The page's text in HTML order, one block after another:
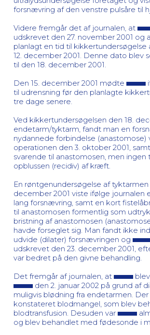
forsnævring af den venstre pulsåre til
Videre fremgår det af journalen, at
udskrevet den 27. november 2001 og
planlagt en tid til kikkertundersøgelse
12. december 2001. Denne dato blev
til den 18. december 2001.
Den 15. december 2001 mødte
til udrensning før den planlagte
tre dage senere.
Ved kikkertundersøgelsen den 18.
endetarm/tyktarm, fandt man en
nydannede forbindelse (anastomose)
operationen den 3. oktober 2001,
svarende til anastomosen, men ingen
opblussen (recidiv) af kræft.
En røntgenundersøgelse af tyktarmen
december 2001 viste ifølge journalen
lang forsnævring, samt en kort
til anastomosen formentlig som
bristning af anastomosen
havde forseglet sig. Man fandt ikke
udvide (dilater) forsnævringen og
udskrevet den 23. december 2001,
var bedret på den givne behandling.
Det fremgår af journalen, at
den 2. januar 2002 på grund af
muligvis blødning fra endetarmen.
konstateret blodmangel, som blev
blodtransfusion. Desuden var
og blev behandlet med fødesonde i